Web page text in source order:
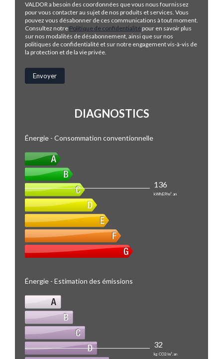
VALDOR a besoin des coordonnées que vous nous fournissez
pour vous contacter au sujet de nos produits et services. Vous
pouvez vous désabonner de ces communications à tout moment.
Consultez notre Politique de confidentialité pour en savoir plus
sur nos modalités de désabonnement, ainsi que sur nos
politiques de confidentialité et sur notre engagement vis-à-vis de
la protection et de la vie privée.
DIAGNOSTICS
Énergie - Consommation conventionnelle
136
kWhEP/m².an
Énergie - Estimation des émissions
32
kg CO2/m².an